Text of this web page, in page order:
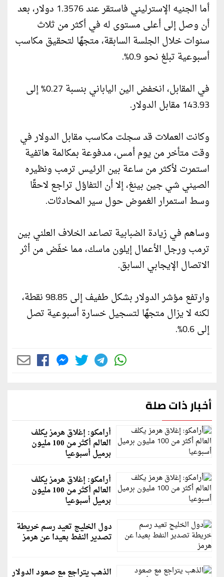
أما الجنيه الإسترليني فاستقر عند 1.3576 دولار، بعد
أن وصل إلى أعلى مستوى له في أكثر من ثلاث
سنوات خلال الجلسة السابقة، متجهًا لتحقيق مكاسب
أسبوعية تبلغ نحو 0.9%.
في المقابل، انخفض الين الياباني بنسبة 0.27% إلى
143.93 مقابل الدولار.
وكانت العملات قد سجلت مكاسب مقابل الدولار في
وقت متأخر من يوم أمس، مدفوعة بمكالمة هاتفية
استمرت لأكثر من ساعة بين الرئيس ترمب ونظيره
الصيني شي جين بينغ، إلا أن التفاؤل تراجع لاحقًا
وسط استمرار الغموض حول سير المحادثات.
وساهم في زيادة الضبابية تصاعد الخلاف العلني بين
ترمب ورجل الأعمال إيلون ماسك، مما خفّض من أثر
الاتصال الإيجابي السابق.
وارتفع مؤشر الدولار بشكل طفيف إلى 98.85 نقطة،
لكنه لا يزال متجهًا لتسجيل خسارة أسبوعية تصل
إلى 0.6%.
أخبار ذات صلة
أرامكو: إغلاق هرمز يكلف
العالم أكثر من 100 مليون
برميل أسبوعيا
أرامكو: إغلاق هرمز يكلف
العالم أكثر من 100 مليون
برميل أسبوعيا
دول الخليج تعيد رسم خريطة
تصدير النفط بعيدا عن هرمز
الذهب يتراجع مع صعود الدولار